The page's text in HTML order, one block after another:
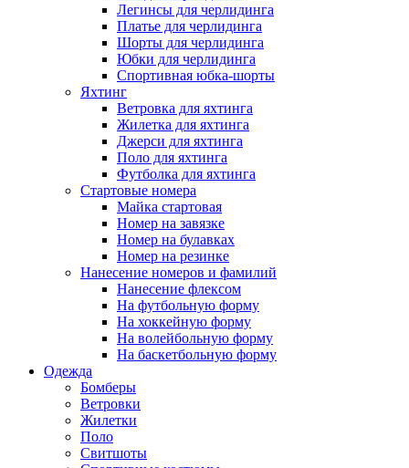
Легинсы для черлидинга
Платье для черлидинга
Шорты для черлидинга
Юбки для черлидинга
Спортивная юбка-шорты
Яхтинг
Ветровка для яхтинга
Жилетка для яхтинга
Джерси для яхтинга
Поло для яхтинга
Футболка для яхтинга
Стартовые номера
Майка стартовая
Номер на завязке
Номер на булавках
Номер на резинке
Нанесение номеров и фамилий
Нанесение флексом
На футбольную форму
На хоккейную форму
На волейбольную форму
На баскетбольную форму
Одежда
Бомберы
Ветровки
Жилетки
Поло
Свитшоты